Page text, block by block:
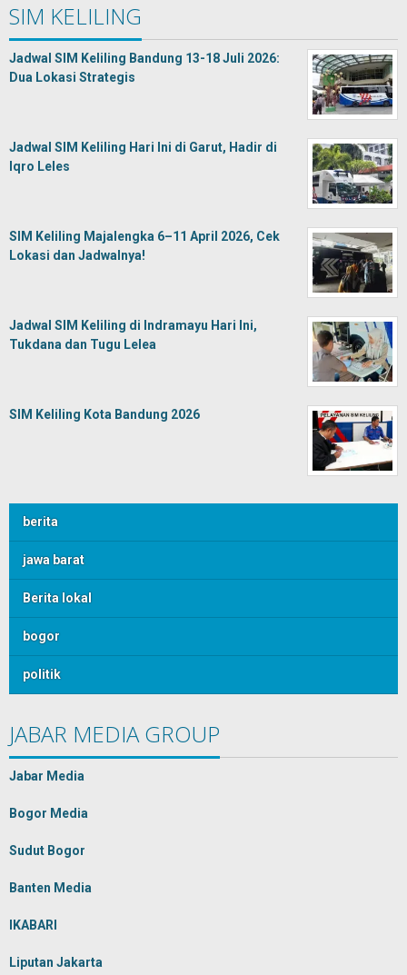
SIM KELILING
Jadwal SIM Keliling Bandung 13-18 Juli 2026:
Dua Lokasi Strategis
Jadwal SIM Keliling Hari Ini di Garut, Hadir di
Iqro Leles
SIM Keliling Majalengka 6–11 April 2026, Cek
Lokasi dan Jadwalnya!
Jadwal SIM Keliling di Indramayu Hari Ini,
Tukdana dan Tugu Lelea
SIM Keliling Kota Bandung 2026
berita
jawa barat
Berita lokal
bogor
politik
JABAR MEDIA GROUP
Jabar Media
Bogor Media
Sudut Bogor
Banten Media
IKABARI
Liputan Jakarta